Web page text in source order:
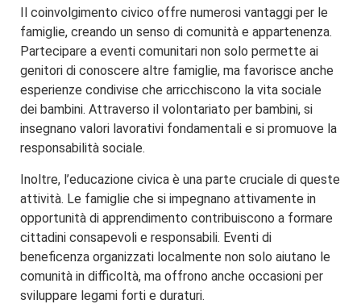
Il coinvolgimento civico offre numerosi vantaggi per le
famiglie, creando un senso di comunità e appartenenza.
Partecipare a eventi comunitari non solo permette ai
genitori di conoscere altre famiglie, ma favorisce anche
esperienze condivise che arricchiscono la vita sociale
dei bambini. Attraverso il volontariato per bambini, si
insegnano valori lavorativi fondamentali e si promuove la
responsabilità sociale.
Inoltre, l’educazione civica è una parte cruciale di queste
attività. Le famiglie che si impegnano attivamente in
opportunità di apprendimento contribuiscono a formare
cittadini consapevoli e responsabili. Eventi di
beneficenza organizzati localmente non solo aiutano le
comunità in difficoltà, ma offrono anche occasioni per
sviluppare legami forti e duraturi.